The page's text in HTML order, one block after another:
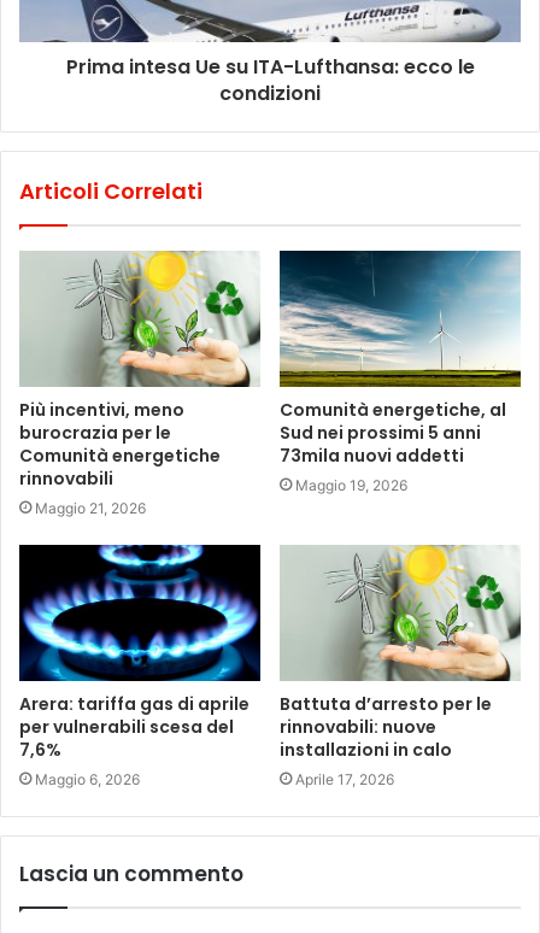
Prima intesa Ue su ITA-Lufthansa: ecco le
condizioni
Articoli Correlati
Più incentivi, meno
burocrazia per le
Comunità energetiche
rinnovabili
Maggio 21, 2026
Comunità energetiche, al
Sud nei prossimi 5 anni
73mila nuovi addetti
Maggio 19, 2026
Arera: tariffa gas di aprile
per vulnerabili scesa del
7,6%
Maggio 6, 2026
Battuta d’arresto per le
rinnovabili: nuove
installazioni in calo
Aprile 17, 2026
Lascia un commento